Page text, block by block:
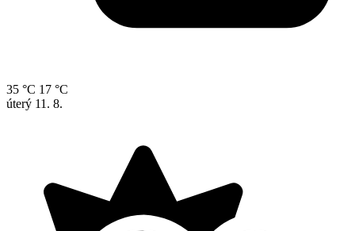
35 °C 17 °C
úterý 11. 8.